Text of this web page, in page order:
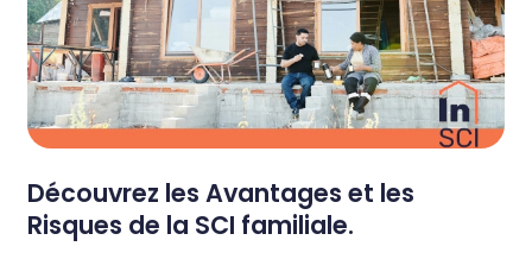
Découvrez les Avantages et les
Risques de la SCI familiale.